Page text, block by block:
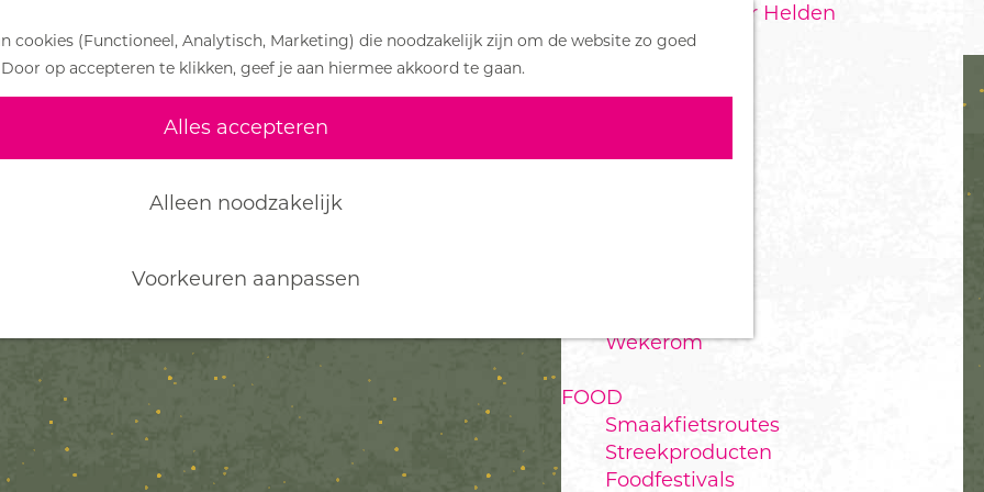
cookies (Functioneel, Analytisch, Marketing) die noodzakelijk zijn om de website zo goed
op accepteren te klikken, geef je aan hiermee akkoord te gaan.
Alles accepteren
Alleen noodzakelijk
Voorkeuren aanpassen
o
e
n
M
Handboek voor Helden
Bennekom
Wekerom
FOOD
Smaakfietsroutes
Streekproducten
Foodfestivals